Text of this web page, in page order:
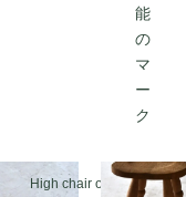
High chair oak